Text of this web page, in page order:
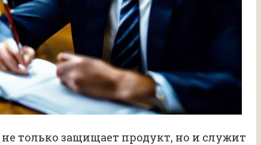
только защищает продукт, но и служит